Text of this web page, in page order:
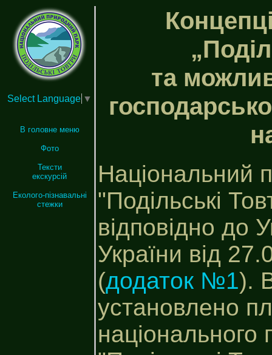
Select Language ▼
В головне меню
Фото
Тексти
екскурсій
Еколого-пізнавальні
стежки
та
Національний
"Подільські
відповідно до
України від
(додаток №1).
установлено
національного